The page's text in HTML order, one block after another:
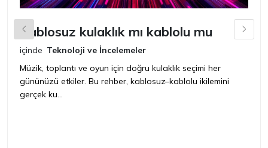
Kablosuz kulaklık mı kablolu mu
içinde Teknoloji ve İncelemeler
Müzik, toplantı ve oyun için doğru kulaklık seçimi her
gününüzü etkiler. Bu rehber, kablosuz–kablolu ikilemini
gerçek ku...